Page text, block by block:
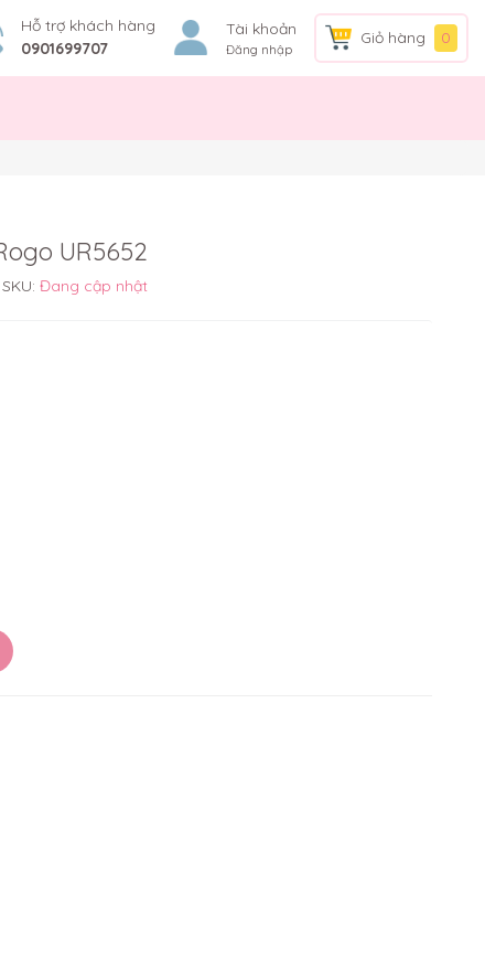
Hỗ trợ khách hàng
0901699707
Tài khoản
Đăng nhập
Giỏ hàng 0
UR5652
Đang cập nhật